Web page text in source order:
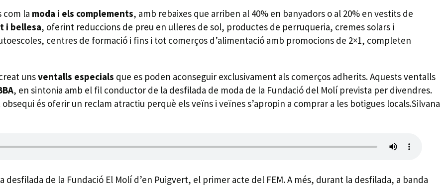
com la moda i els complements, amb rebaixes que arriben al 40% en banyadors o al 20% en vestits de
i bellesa, oferint reduccions de preu en ulleres de sol, productes de perruqueria, cremes solars i
centres de formació i fins i tot comerços d’alimentació amb promocions de 2×1, completen
unsventalls especials que es poden aconseguir exclusivament als comerços adherits. Aquests ventalls
, en sintonia amb el fil conductor de la desfilada de moda de la Fundació del Molí prevista per divendres.
és oferir un reclam atractiu perquè els veïns i veïnes s’apropin a comprar a les botigues locals.Silvana
de la Fundació El Molí d’en Puigvert, el primer acte del FEM. A més, durant la desfilada, a banda